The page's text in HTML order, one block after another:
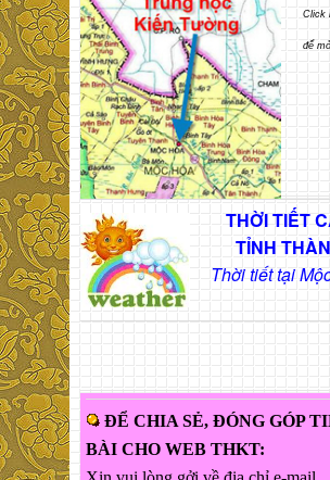
Click
để
THỜI TIẾT
TỈNH
Thời tiết tại
ĐỂ CHIA SẺ, ĐÓNG GÓP
BÀI CHO WEB THKT: